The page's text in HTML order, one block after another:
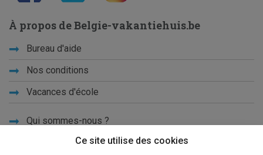
Ce site utilise des cookies
À propos de Belgie-vakantiehuis.be
Bureau d'aide
Nos conditions
Vacances d'école
Qui sommes-nous ?